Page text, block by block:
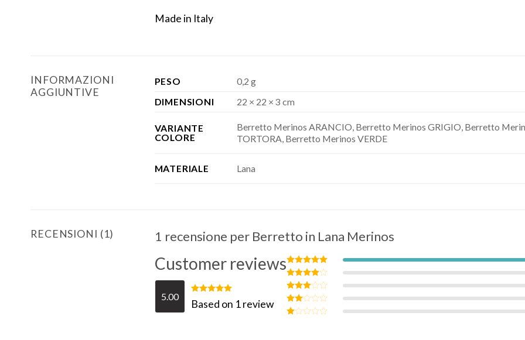
Made in Italy
INFORMAZIONI
AGGIUNTIVE
PESO
0,2 g
DIMENSIONI
22 × 22 × 3 cm
VARIANTE
COLORE
Berretto Merinos ARANCIO, Berretto Merinos GRIGIO, Berretto
TORTORA, Berretto Merinos VERDE
MATERIALE Lana
RECENSIONI (1) 1 recensione per Berretto in Lana Merinos
Customer reviews
5.00
Valutato
5.00su 5
Based on 1 review
Valutato5
su 5
Valutato
4su 5
Valutato
3su 5
Valutato